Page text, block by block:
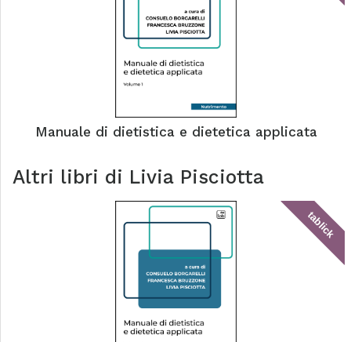
Manuale di dietistica e dietetica applicata
Altri libri di Livia Pisciotta
tablick